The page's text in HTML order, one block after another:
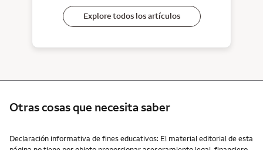
Explore todos los artículos
Otras cosas que necesita saber
Otras cosas que necesita saber
Declaración informativa de fines educativos: El material editorial de esta